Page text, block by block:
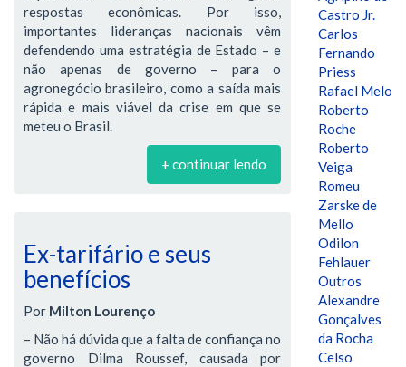
respostas econômicas. Por isso,
importantes lideranças nacionais vêm
defendendo uma estratégia de Estado – e
não apenas de governo – para o
agronegócio brasileiro, como a saída mais
rápida e mais viável da crise em que se
meteu o Brasil.
+ continuar lendo
Ex-tarifário e seus
benefícios
Por Milton Lourenço
– Não há dúvida que a falta de confiança no
governo Dilma Roussef, causada por
Castro Jr.
Carlos
Fernando
Priess
Rafael Melo
Roberto
Roche
Roberto
Veiga
Romeu
Zarske de
Mello
Odilon
Fehlauer
Outros
Alexandre
Gonçalves
da Rocha
Celso